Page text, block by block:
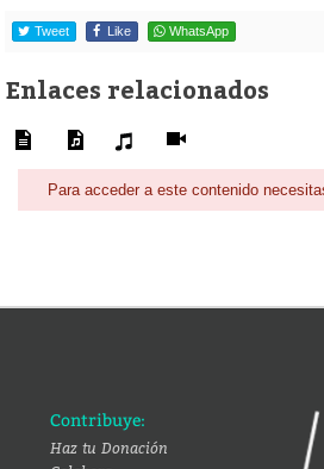
Tweet Like WhatsApp
Enlaces relacionados
Para acceder a este contenido
Contribuye:
Haz tu Donación